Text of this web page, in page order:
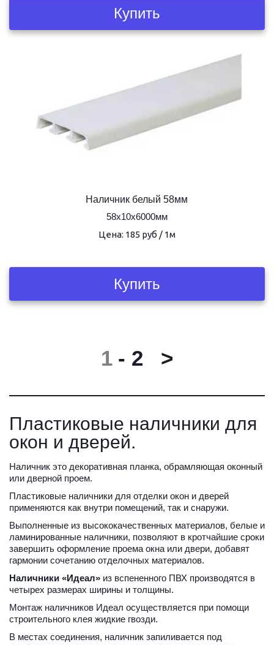
Купить
Наличник белый 58мм
58х10х6000мм
Цена: 185 руб / 1м
Купить
1 - 2 >
Пластиковые наличники для
окон и дверей.
Наличник это декоративная планка, обрамляющая оконный
или дверной проем.
Пластиковые наличники для отделки окон и дверей
применяются как внутри помещений, так и снаружи.
Выполненные из высококачественных материалов, белые и
ламинированные наличники, позволяют в кротчайшие сроки
завершить оформление проема окна или двери, добавят
гармонии сочетанию отделочных материалов.
Наличники «Идеал» из вспененного ПВХ производятся в
четырех размерах ширины и толщины.
Монтаж наличников Идеал осуществляется при помощи
строительного клея жидкие гвозди.
В местах соединения, наличник запиливается под